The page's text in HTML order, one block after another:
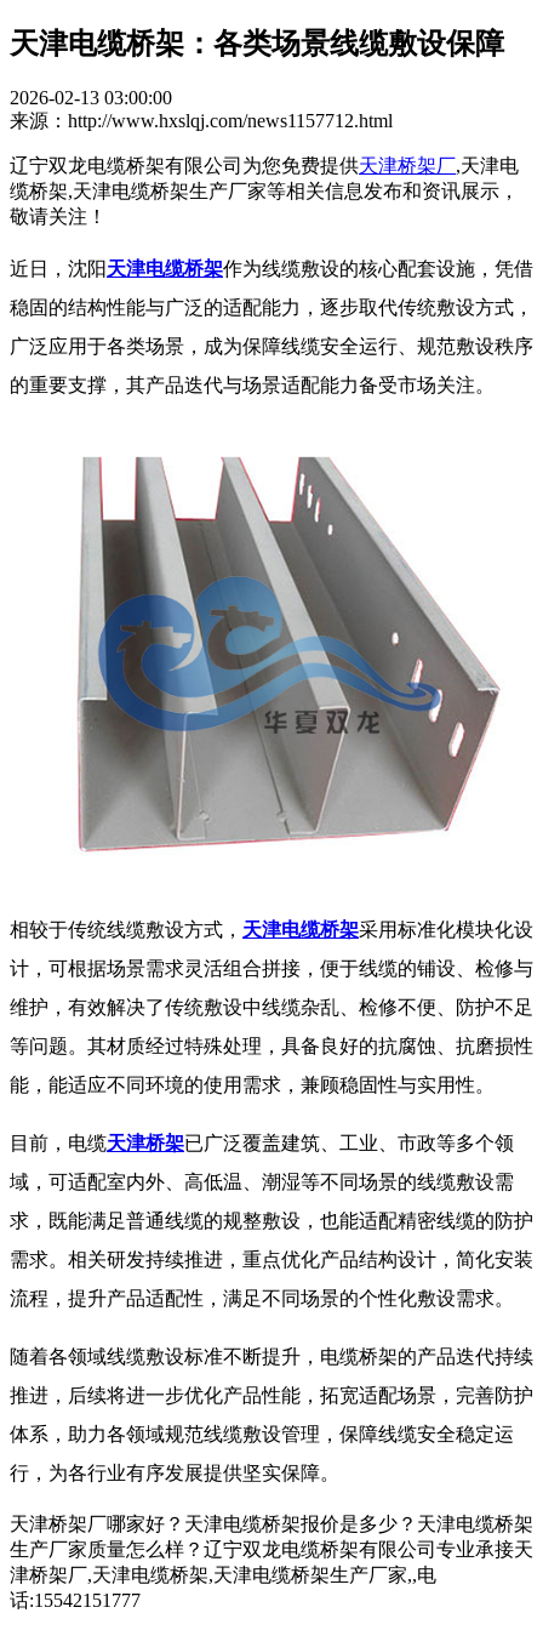
天津电缆桥架：各类场景线缆敷设保障
2026-02-13 03:00:00
来源：http://www.hxslqj.com/news1157712.html
辽宁双龙电缆桥架有限公司为您免费提供天津桥架厂,天津电
缆桥架,天津电缆桥架生产厂家等相关信息发布和资讯展示，
敬请关注！
近日，沈阳天津电缆桥架作为线缆敷设的核心配套设施，凭借
稳固的结构性能与广泛的适配能力，逐步取代传统敷设方式，
广泛应用于各类场景，成为保障线缆安全运行、规范敷设秩序
的重要支撑，其产品迭代与场景适配能力备受市场关注。
相较于传统线缆敷设方式， 天津电缆桥架采用标准化模块化设
计，可根据场景需求灵活组合拼接，便于线缆的铺设、检修与
维护，有效解决了传统敷设中线缆杂乱、检修不便、防护不足
等问题。其材质经过特殊处理，具备良好的抗腐蚀、抗磨损性
能，能适应不同环境的使用需求，兼顾稳固性与实用性。
目前，电缆天津桥架已广泛覆盖建筑、工业、市政等多个领
域，可适配室内外、高低温、潮湿等不同场景的线缆敷设需
求，既能满足普通线缆的规整敷设，也能适配精密线缆的防护
需求。相关研发持续推进，重点优化产品结构设计，简化安装
流程，提升产品适配性，满足不同场景的个性化敷设需求。
随着各领域线缆敷设标准不断提升，电缆桥架的产品迭代持续
推进，后续将进一步优化产品性能，拓宽适配场景，完善防护
体系，助力各领域规范线缆敷设管理，保障线缆安全稳定运
行，为各行业有序发展提供坚实保障。
天津桥架厂哪家好？天津电缆桥架报价是多少？天津电缆桥架
生产厂家质量怎么样？辽宁双龙电缆桥架有限公司专业承接天
津桥架厂,天津电缆桥架,天津电缆桥架生产厂家,,电
话:15542151777